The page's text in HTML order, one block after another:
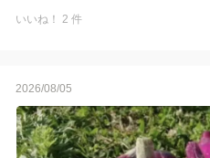
いいね！ 2 件
2026/08/05